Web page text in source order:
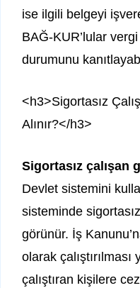
ise ilgili belgeyi
BAĞ-KUR’lular
durumunu
<h3>Sigortasız
Alınır?</h3>
Sigortasız çalışan
Devlet sistemini
sisteminde
görünür. İş
olarak
çalıştıran kişilere